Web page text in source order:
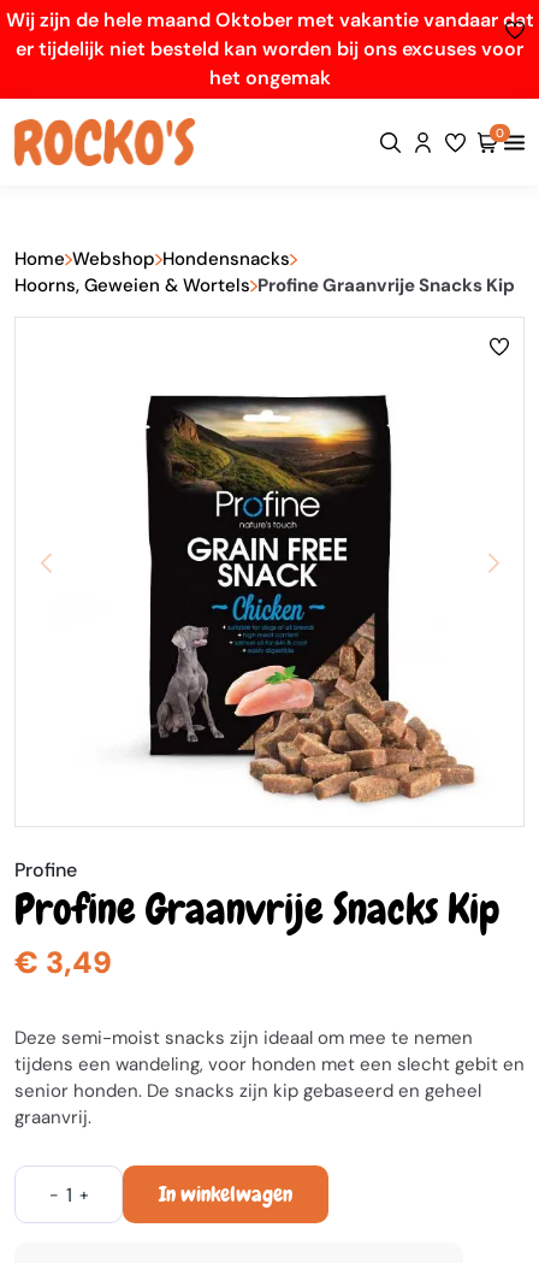
Wij zijn de hele maand Oktober met vakantie vandaar dat
er tijdelijk niet besteld kan worden bij ons excuses voor
het ongemak
0
Home Webshop Hondensnacks
Hoorns, Geweien & Wortels Profine Graanvrije Snacks Kip
Profine
Profine Graanvrije Snacks Kip
€ 3,49
Deze semi-moist snacks zijn ideaal om mee te nemen
tijdens een wandeling, voor honden met een slecht gebit en
senior honden. De snacks zijn kip gebaseerd en geheel
graanvrij.
- + In winkelwagen